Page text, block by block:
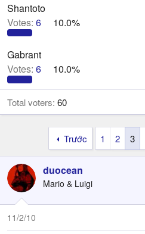
Shantoto
Votes: 6 10.0%
Gabrant
Votes: 6 10.0%
Total voters 60
Trước 1 2 3
duocean
Mario & Luigi
11/2/10